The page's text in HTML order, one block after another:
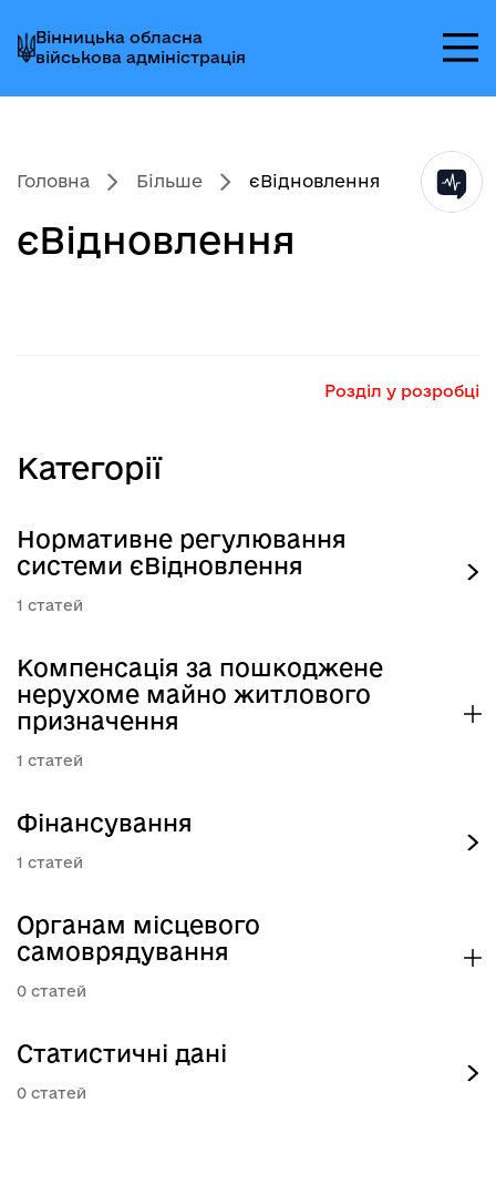
до
головного
меню
до
головного
вмісту
до
головного
колонтитула
Вінницька обласна
військова адміністрація
Головна Більше єВідновлення
єВідновлення
Розділ у розробці
Категорії
Нормативне регулювання
системи єВідновлення
1
Компенсація за пошкоджене
нерухоме майно житлового
призначення
1
Фінансування
1
Органам місцевого
самоврядування
0
Статистичні дані
0